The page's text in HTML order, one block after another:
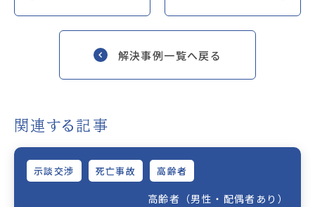
解決事例一覧へ戻る
関連する記事
示談交渉 死亡事故 高齢者
高齢者（男性・配偶者あり）